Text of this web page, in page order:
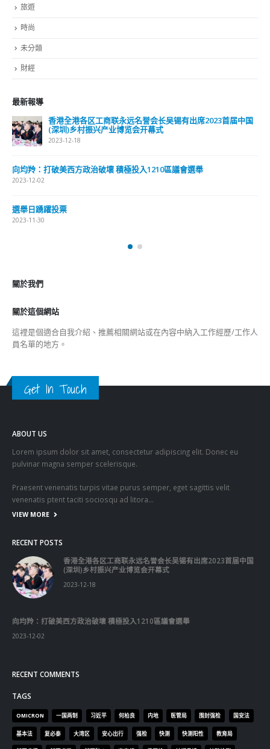
旅遊
時尚
未分類
財經
最新報導
香港全港各区工商联永远名誉会长吴锡有出席2023首届中国
(深圳)乡村振兴产业博览会开幕式
2023-12-18
向均羚：打破美西方政治破壞 積極投入1210區議會選舉
2023-12-02
選舉日踴躍投票
2023-11-30
關於我們
關於這個網站
這裡是個適合自我介紹、推薦相關網站或在內容中納入工作經歷/工作人
員名單的地方。
Get In Touch
ABOUT US
Lorem ipsum dolor sit amet, consectetur adipiscing elit. Donec eu
pulvinar magna semper scelerisque.
Praesent venenatis turpis vitae purus semper, eget sagittis velit
venenatis ptent taciti sociosqu ad litora…
VIEW MORE
RECENT POSTS
香港全港各区工商联永远名誉会长吴锡有出席2023首届中国
(深圳)乡村振兴产业博览会开幕式
2023-12-18
向均羚：打破美西方政治破壞 積極投入1210區議會選舉
2023-12-02
RECENT COMMENTS
TAGS
OMICRON 一国两制 习近平 何柏良 内地 医管局 围封强检 国安法
基本法 复必泰 大湾区 安心出行 强检 快测 快测阳性 教育局